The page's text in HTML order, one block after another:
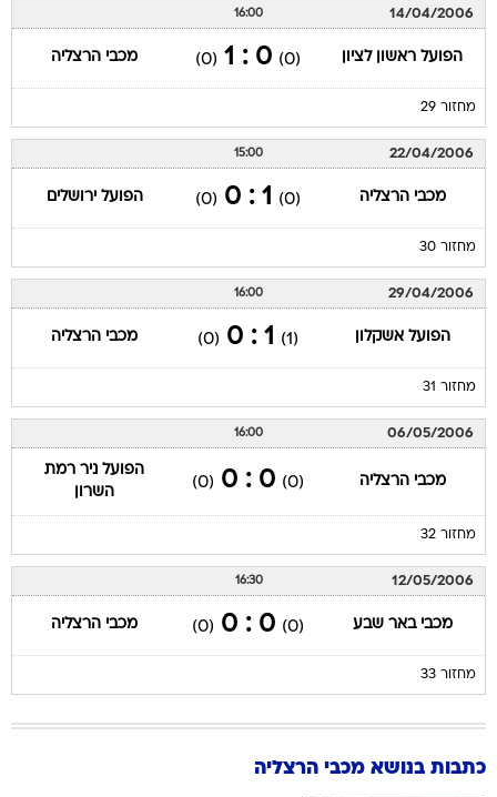
14/04/2006
16:00
הפועל ראשון לציון (0)
0 : 1
(0) מכבי הרצליה
מחזור 29
22/04/2006
15:00
מכבי הרצליה (0)
1 : 0
(0) הפועל ירושלים
מחזור 30
29/04/2006
16:00
הפועל אשקלון (1)
1 : 0
(0) מכבי הרצליה
מחזור 31
06/05/2006
16:00
מכבי הרצליה (0)
0 : 0
(0)
הפועל ניר רמת
השרון
מחזור 32
12/05/2006
16:30
מכבי באר שבע (0)
0 : 0
(0) מכבי הרצליה
מחזור 33
כתבות בנושא מכבי הרצליה